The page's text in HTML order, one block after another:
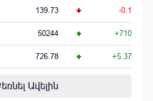
139.73 -0.1
50244 +710
726.78 +5.37
Ավելին